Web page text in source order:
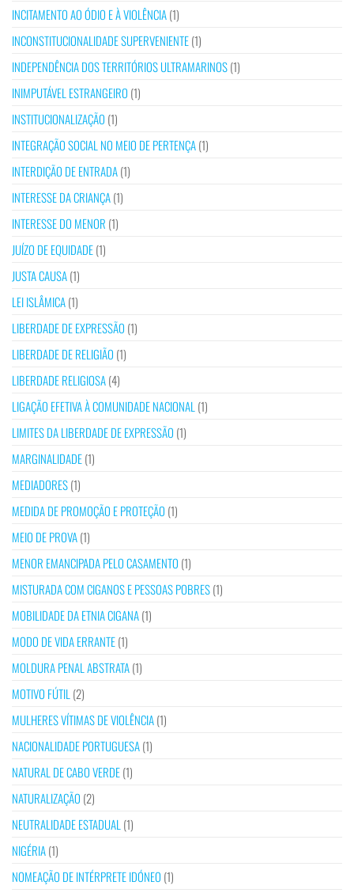
INCITAMENTO AO ÓDIO E À VIOLÊNCIA(1)
INCONSTITUCIONALIDADE SUPERVENIENTE(1)
INDEPENDÊNCIA DOS TERRITÓRIOS ULTRAMARINOS(1)
INIMPUTÁVEL ESTRANGEIRO (1)
INSTITUCIONALIZAÇÃO (1)
INTEGRAÇÃO SOCIAL NO MEIO DE PERTENÇA(1)
INTERDIÇÃO DE ENTRADA(1)
INTERESSE DA CRIANÇA(1)
INTERESSE DO MENOR (1)
JUÍZO DE EQUIDADE(1)
JUSTA CAUSA(1)
LEI ISLÂMICA(1)
LIBERDADE DE EXPRESSÃO (1)
LIBERDADE DE RELIGIÃO (1)
LIBERDADE RELIGIOSA(4)
LIGAÇÃO EFETIVA À COMUNIDADE NACIONAL (1)
LIMITES DA LIBERDADE DE EXPRESSÃO (1)
MARGINALIDADE(1)
MEDIADORES(1)
MEDIDA DE PROMOÇÃO E PROTEÇÃO (1)
MEIO DE PROVA(1)
MENOR EMANCIPADA PELO CASAMENTO (1)
MISTURADA COM CIGANOS E PESSOAS POBRES(1)
MOBILIDADE DA ETNIA CIGANA(1)
MODO DE VIDA ERRANTE(1)
MOLDURA PENAL ABSTRATA(1)
MOTIVO FÚTIL (2)
MULHERES VÍTIMAS DE VIOLÊNCIA(1)
NACIONALIDADE PORTUGUESA(1)
NATURAL DE CABO VERDE(1)
NATURALIZAÇÃO (2)
NEUTRALIDADE ESTADUAL (1)
NIGÉRIA(1)
NOMEAÇÃO DE INTÉRPRETE IDÓNEO (1)